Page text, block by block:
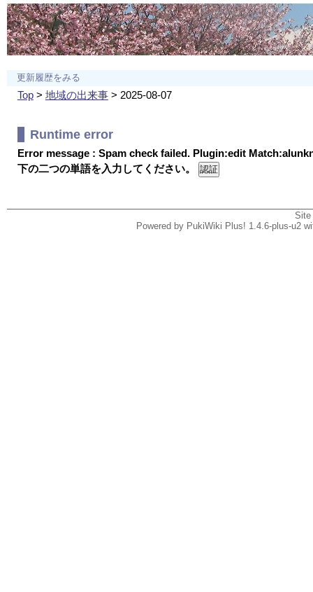
更新履歴をみる
Top> 地域の出来事> 2025-08-07
Runtime error
Error message : Spam check failed. Plugin:edit
下の二つの単語を入力してください。
Powered by PukiWiki Plus! 1.4.6-plus-u2